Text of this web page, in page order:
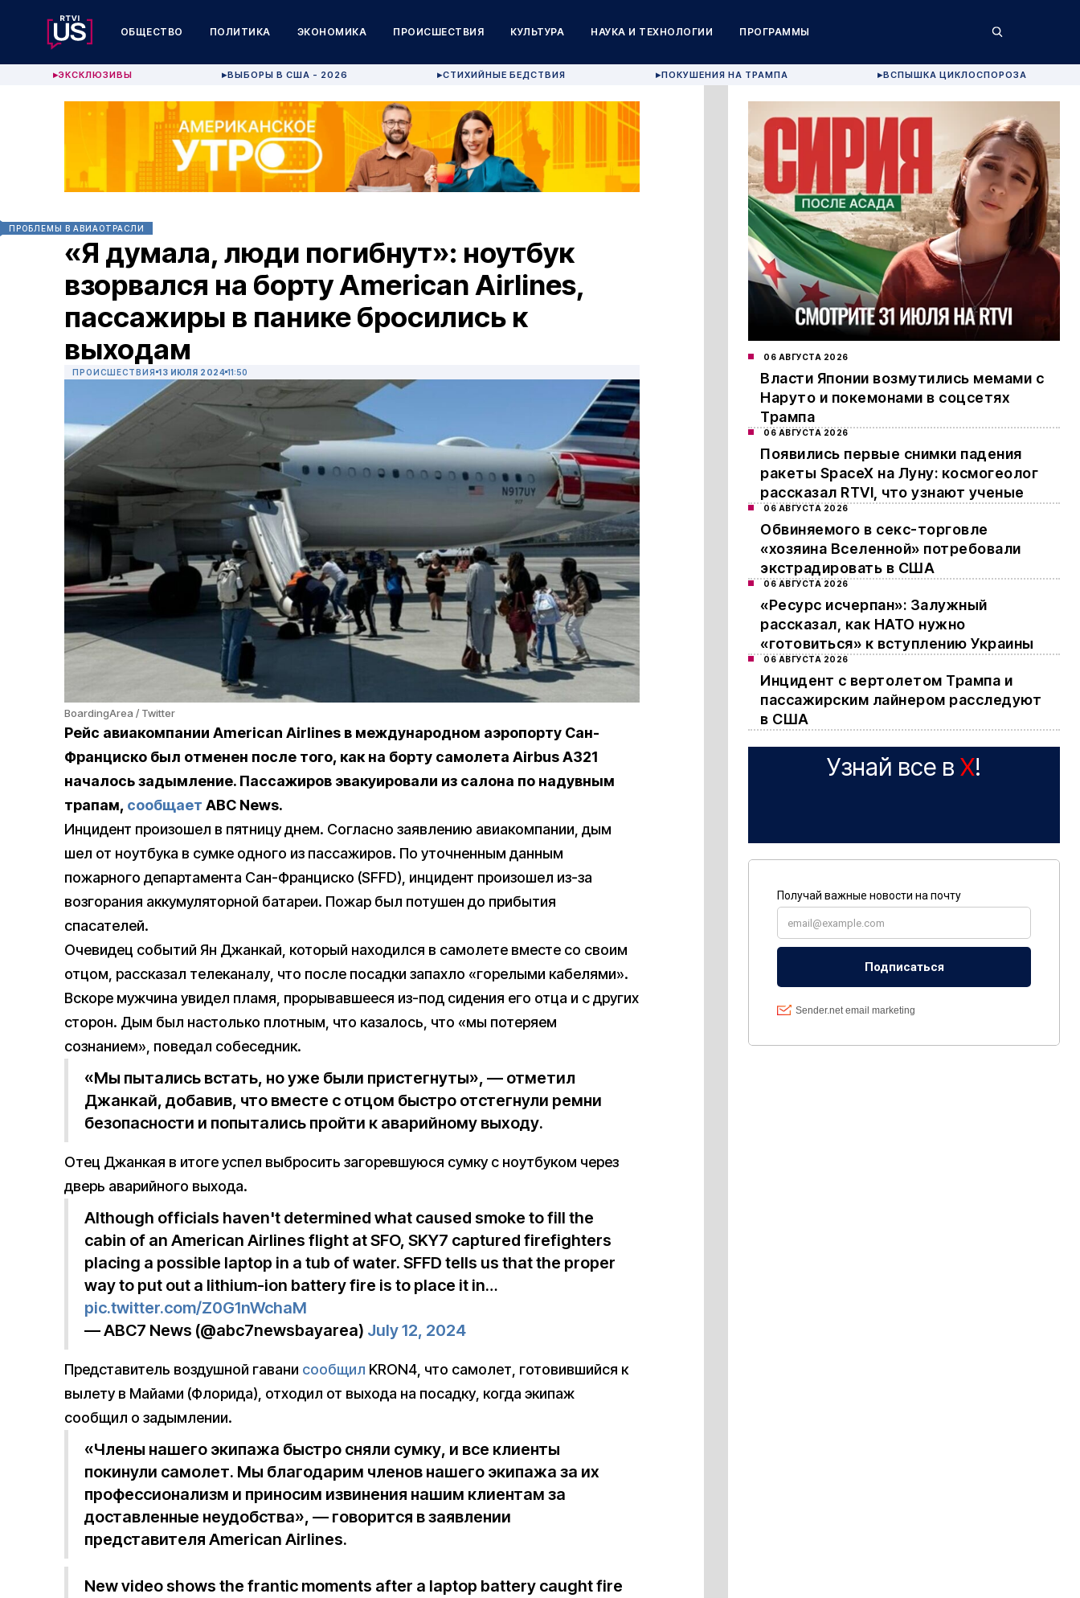
ОБЩЕСТВО ПОЛИТИКА ЭКОНОМИКА ПРОИСШЕСТВИЯ КУЛЬТУРА НАУКА И ТЕХНОЛОГИИ ПРОГРАММЫ
▶ЭКСКЛЮЗИВЫ ▶ВЫБОРЫ В США - 2026 ▶СТИХИЙНЫЕ БЕДСТВИЯ ▶ПОКУШЕНИЯ НА ТРАМПА ▶ВСПЫШКА ЦИКЛОСПОРОЗА
ПРОБЛЕМЫ В АВИАОТРАСЛИ
«Я думала, люди погибнут»: ноутбук
взорвался на борту American Airlines,
пассажиры в панике бросились к
выходам
ПРОИСШЕСТВИЯ 13 ИЮЛЯ 2024 11:50
BoardingArea / Twitter
Рейс авиакомпании American Airlines в международном аэропорту Сан-
Франциско был отменен после того, как на борту самолета Airbus A321
началось задымление. Пассажиров эвакуировали из салона по надувным
трапам, сообщает ABC News.
Инцидент произошел в пятницу днем. Согласно заявлению авиакомпании, дым
шел от ноутбука в сумке одного из пассажиров. По уточненным данным
пожарного департамента Сан-Франциско (SFFD), инцидент произошел из-за
возгорания аккумуляторной батареи. Пожар был потушен до прибытия
спасателей.
Очевидец событий Ян Джанкай, который находился в самолете вместе со своим
отцом, рассказал телеканалу, что после посадки запахло «горелыми кабелями».
Вскоре мужчина увидел пламя, прорывавшееся из-под сидения его отца и с других
сторон. Дым был настолько плотным, что казалось, что «мы потеряем
сознанием», поведал собеседник.
«Мы пытались встать, но уже были пристегнуты», — отметил
Джанкай, добавив, что вместе с отцом быстро отстегнули ремни
безопасности и попытались пройти к аварийному выходу.
Отец Джанкая в итоге успел выбросить загоревшуюся сумку с ноутбуком через
дверь аварийного выхода.
Although officials haven't determined what caused smoke to fill the
cabin of an American Airlines flight at SFO, SKY7 captured firefighters
placing a possible laptop in a tub of water. SFFD tells us that the proper
way to put out a lithium-ion battery fire is to place it in…
pic.twitter.com/Z0G1nWchaM
— ABC7 News (@abc7newsbayarea) July 12, 2024
Представитель воздушной гавани сообщил KRON4, что самолет, готовившийся к
вылету в Майами (Флорида), отходил от выхода на посадку, когда экипаж
сообщил о задымлении.
«Члены нашего экипажа быстро сняли сумку, и все клиенты
покинули самолет. Мы благодарим членов нашего экипажа за их
профессионализм и приносим извинения нашим клиентам за
доставленные неудобства», — говорится в заявлении
представителя American Airlines.
New video shows the frantic moments after a laptop battery caught fire
06 АВГУСТА 2026
Власти Японии возмутились мемами с
Наруто и покемонами в соцсетях
Трампа
06 АВГУСТА 2026
Появились первые снимки падения
ракеты SpaceX на Луну: космогеолог
рассказал RTVI, что узнают ученые
06 АВГУСТА 2026
Обвиняемого в секс-торговле
«хозяина Вселенной» потребовали
экстрадировать в США
06 АВГУСТА 2026
«Ресурс исчерпан»: Залужный
рассказал, как НАТО нужно
«готовиться» к вступлению Украины
06 АВГУСТА 2026
Инцидент с вертолетом Трампа и
пассажирским лайнером расследуют
в США
Узнай все в X!